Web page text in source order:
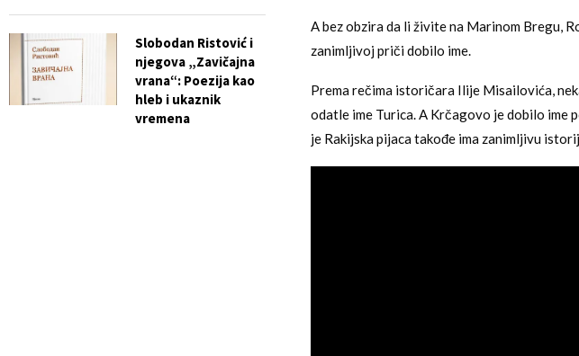
A bez obzira da li živite na Marinom Bregu,
zanimljivoj priči dobilo ime.
Prema rečima istoričara Ilije Misailovića,
odatle ime Turica. A Krčagovo je dobilo ime
je Rakijska pijaca takođe ima zanimljivu
Slobodan Ristović i
njegova „Zavičajna
vrana“: Poezija kao
hleb i ukaznik
vremena